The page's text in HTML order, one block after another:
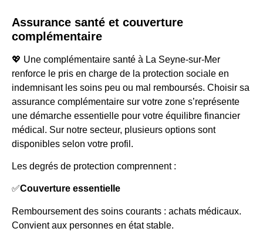
Assurance santé et couverture
complémentaire
💖 Une complémentaire santé à La Seyne-sur-Mer
renforce le pris en charge de la protection sociale en
indemnisant les soins peu ou mal remboursés. Choisir sa
assurance complémentaire sur votre zone s’représente
une démarche essentielle pour votre équilibre financier
médical. Sur notre secteur, plusieurs options sont
disponibles selon votre profil.
Les degrés de protection comprennent :
✅Couverture essentielle
Remboursement des soins courants : achats médicaux.
Convient aux personnes en état stable.